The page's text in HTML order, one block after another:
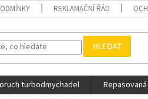
REKLAMAČNÍ ŘÁD
HLEDAT
turbodmychadel